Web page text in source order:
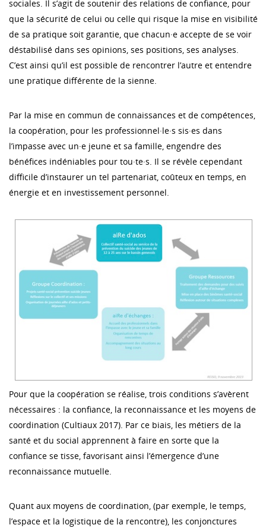
sociales. Il s’agit de soutenir des relations de confiance, pour
que la sécurité de celui ou celle qui risque la mise en visibilité
de sa pratique soit garantie, que chacun·e accepte de se voir
déstabilisé dans ses opinions, ses positions, ses analyses.
C’est ainsi qu’il est possible de rencontrer l’autre et entendre
une pratique différente de la sienne.
Par la mise en commun de connaissances et de compétences,
la coopération, pour les professionnel·le·s sis·es dans
l’impasse avec un·e jeune et sa famille, engendre des
bénéfices indéniables pour tou·te·s. Il se révèle cependant
difficile d’instaurer un tel partenariat, coûteux en temps, en
énergie et en investissement personnel.
Pour que la coopération se réalise, trois conditions s’avèrent
nécessaires : la confiance, la reconnaissance et les moyens de
coordination (Cultiaux 2017). Par ce biais, les métiers de la
santé et du social apprennent à faire en sorte que la
confiance se tisse, favorisant ainsi l’émergence d’une
reconnaissance mutuelle.
Quant aux moyens de coordination, (par exemple, le temps,
l’espace et la logistique de la rencontre), les conjonctures